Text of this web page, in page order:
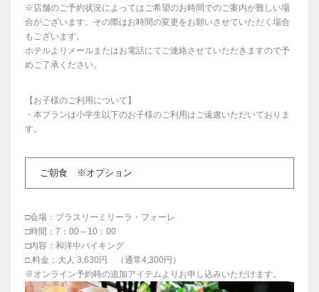
※店舗のご予約状況によってはご希望のお時間でのご案内が難しい場
合がございます。その際はお時間の変更をお願いさせていただく場合
もございます。
ホテルよりメールまたはお電話にてご連絡させていただきますので予
めご了承ください。
【お子様のご利用について】
・本プランは小学生以下のお子様のご利用はご遠慮いただいておりま
す。
ご朝食 ※オプション
□会場：ブラスリーミリーラ・フォーレ
□時間：7：00～10：00
□内容：和洋中バイキング
□.料金：大人 3,630円 （通常4,300円）
※オンライン予約時の追加アイテムよりお申し込みいただけます。